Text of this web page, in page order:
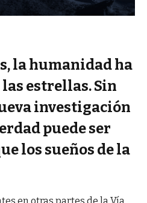
la humanidad ha
estrellas. Sin
investigación
puede ser
los sueños de la